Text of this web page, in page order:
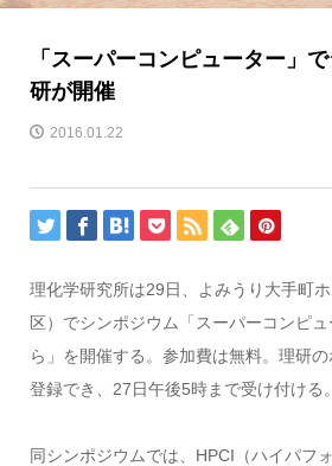
「スーパーコンピューター」
研が開催
2016.01.22
理化学研究所は29日、よみうり大手町
区）でシンポジウム「スーパーコンピ
ら」を開催する。参加費は無料。理研
登録でき、27日午後5時まで受け付ける。
同シンポジウムでは、HPCI（ハイパフ